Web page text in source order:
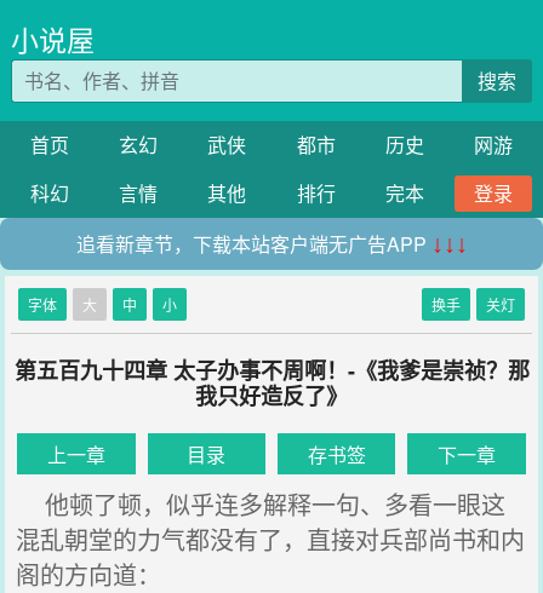
小说屋
搜索
首页 玄幻 武侠 都市 历史
网游
科幻
言情 其他 排行 完本
登录
追看新章节，下载本站客户端无广告APP ↓↓↓
字体 大 中 小 换手 关灯
第五百九十四章 太子办事不周啊！-《我爹是崇祯？那
我只好造反了》
上一章 目录 存书签 下一章
他顿了顿，似乎连多解释一句、多看一眼这
混乱朝堂的力气都没有了，直接对兵部尚书和内
阁的方向道：